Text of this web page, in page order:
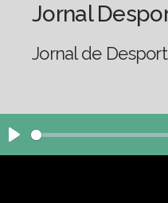
Jornal
Jornal de
Play